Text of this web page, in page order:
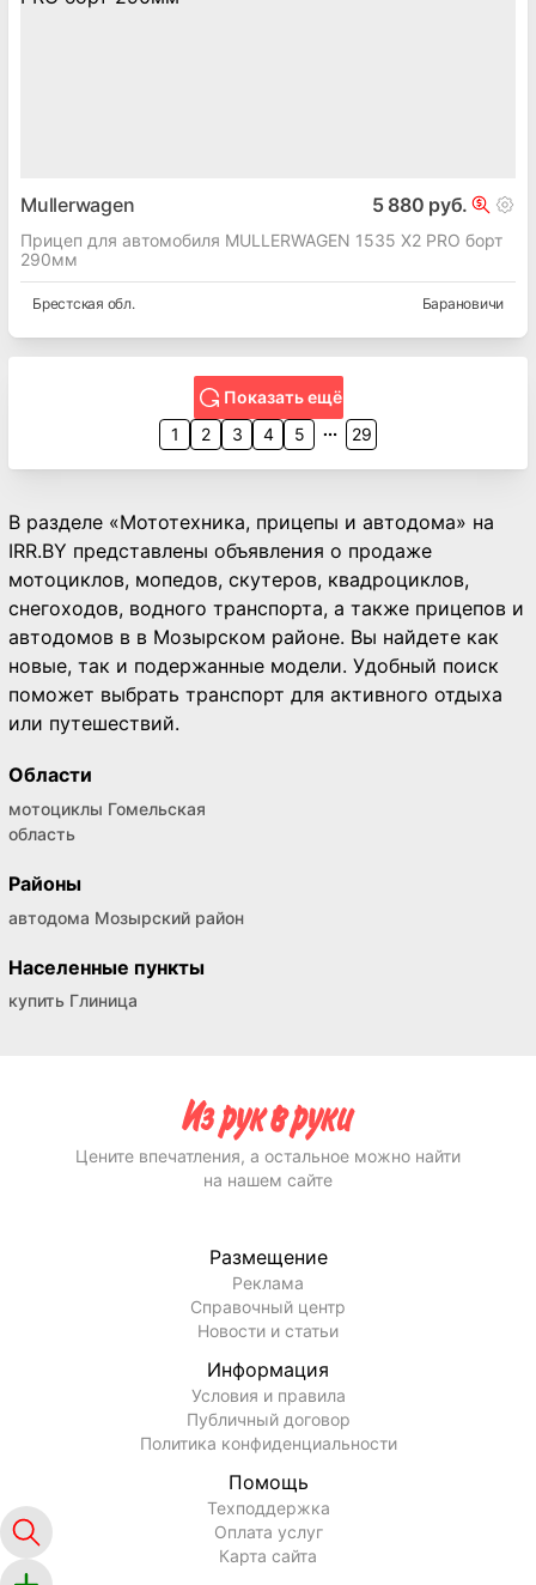
Mullerwagen 5 880 руб.
Прицеп для автомобиля MULLERWAGEN 1535 Х2 PRO борт
290мм
Брестская обл. Барановичи
Показать ещё
1
2 3 4 5 29
В разделе «Мототехника, прицепы и автодома» на
IRR.BY представлены объявления о продаже
мотоциклов, мопедов, скутеров, квадроциклов,
снегоходов, водного транспорта, а также прицепов и
автодомов в в Мозырском районе. Вы найдете как
новые, так и подержанные модели. Удобный поиск
поможет выбрать транспорт для активного отдыха
или путешествий.
Области
мотоциклы Гомельская
область
Районы
автодома Мозырский район
Населенные пункты
купить Глиница
Цените впечатления, а остальное можно найти
на нашем сайте
Размещение
Реклама
Справочный центр
Новости и статьи
Информация
Условия и правила
Публичный договор
Политика конфиденциальности
Помощь
Техподдержка
Оплата услуг
Карта сайта